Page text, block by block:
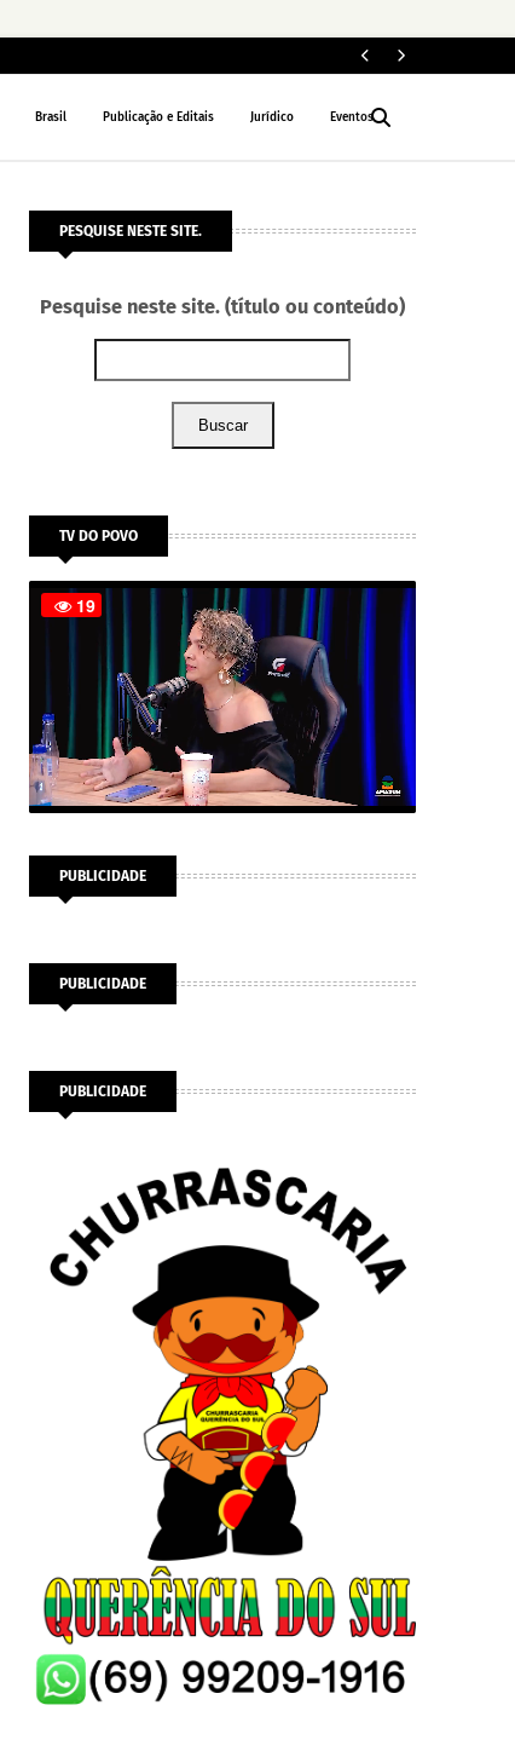
Brasil Publicação e Editais Jurídico Eventos
PESQUISE NESTE SITE.
Pesquise neste site. (título ou conteúdo)
Buscar
TV DO POVO
PUBLICIDADE
PUBLICIDADE
PUBLICIDADE